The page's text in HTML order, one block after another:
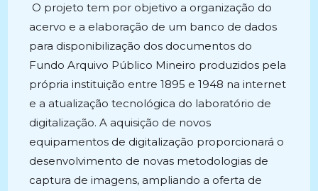
O projeto tem por objetivo a organização do
acervo e a elaboração de um banco de dados
para disponibilização dos documentos do
Fundo Arquivo Público Mineiro produzidos pela
própria instituição entre 1895 e 1948 na internet
e a atualização tecnológica do laboratório de
digitalização. A aquisição de novos
equipamentos de digitalização proporcionará o
desenvolvimento de novas metodologias de
captura de imagens, ampliando a oferta de